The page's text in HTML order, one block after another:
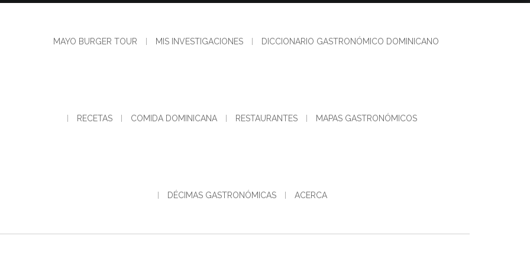
MAYO BURGER TOUR MIS INVESTIGACIONES DICCIONARIO GASTRONÓMICO DOMINICANO
RECETAS COMIDA DOMINICANA RESTAURANTES MAPAS GASTRONÓMICOS
DÉCIMAS GASTRONÓMICAS ACERCA